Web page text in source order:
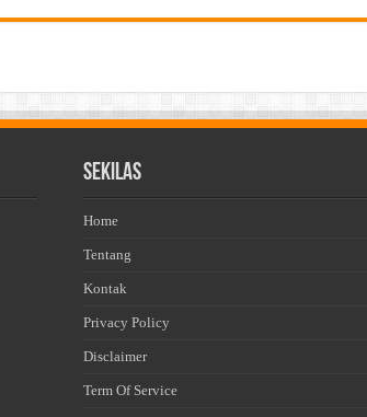
Sekilas
Home
Tentang
Kontak
Privacy Policy
Disclaimer
Term Of Service